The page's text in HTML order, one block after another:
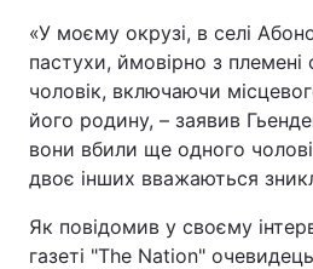
Тема оформлення
«У моєму окрузі, в селі
пастухи, ймовірно з племені
чоловік, включаючи
його родину, – заявив
вони вбили ще одного
двоє інших вважаються
Як повідомив у своєму
газеті "The Nation"